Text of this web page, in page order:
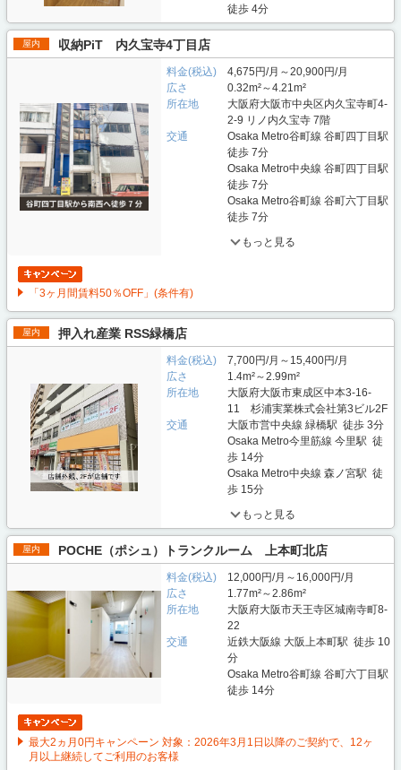
徒歩 4分
屋内 収納PiT 内久宝寺4丁目店
料金(税込)
4,675円/月～20,900円/月
広さ
0.32m²～4.21m²
所在地
大阪府大阪市中央区内久宝寺町4-
2-9 リノ内久宝寺 7階
交通
Osaka Metro谷町線 谷町四丁目駅
徒歩 7分
Osaka Metro中央線 谷町四丁目駅
徒歩 7分
Osaka Metro谷町線 谷町六丁目駅
徒歩 7分
もっと見る
「3ヶ月間賃料50％OFF」(条件有)
屋内 押入れ産業 RSS緑橋店
料金(税込)
7,700円/月～15,400円/月
広さ
1.4m²～2.99m²
所在地
大阪府大阪市東成区中本3-16-
11 杉浦実業株式会社第3ビル2F
交通
大阪市営中央線 緑橋駅 徒歩 3分
Osaka Metro今里筋線 今里駅 徒
歩 14分
Osaka Metro中央線 森ノ宮駅 徒
歩 15分
もっと見る
屋内 POCHE（ポシュ）トランクルーム 上本町北店
料金(税込)
12,000円/月～16,000円/月
広さ
1.77m²～2.86m²
所在地
大阪府大阪市天王寺区城南寺町8-
22
交通
近鉄大阪線 大阪上本町駅 徒歩 10
分
Osaka Metro谷町線 谷町六丁目駅
徒歩 14分
最大2ヵ月0円キャンペーン 対象：2026年3月1日以降のご契約で、12ヶ
月以上継続してご利用のお客様